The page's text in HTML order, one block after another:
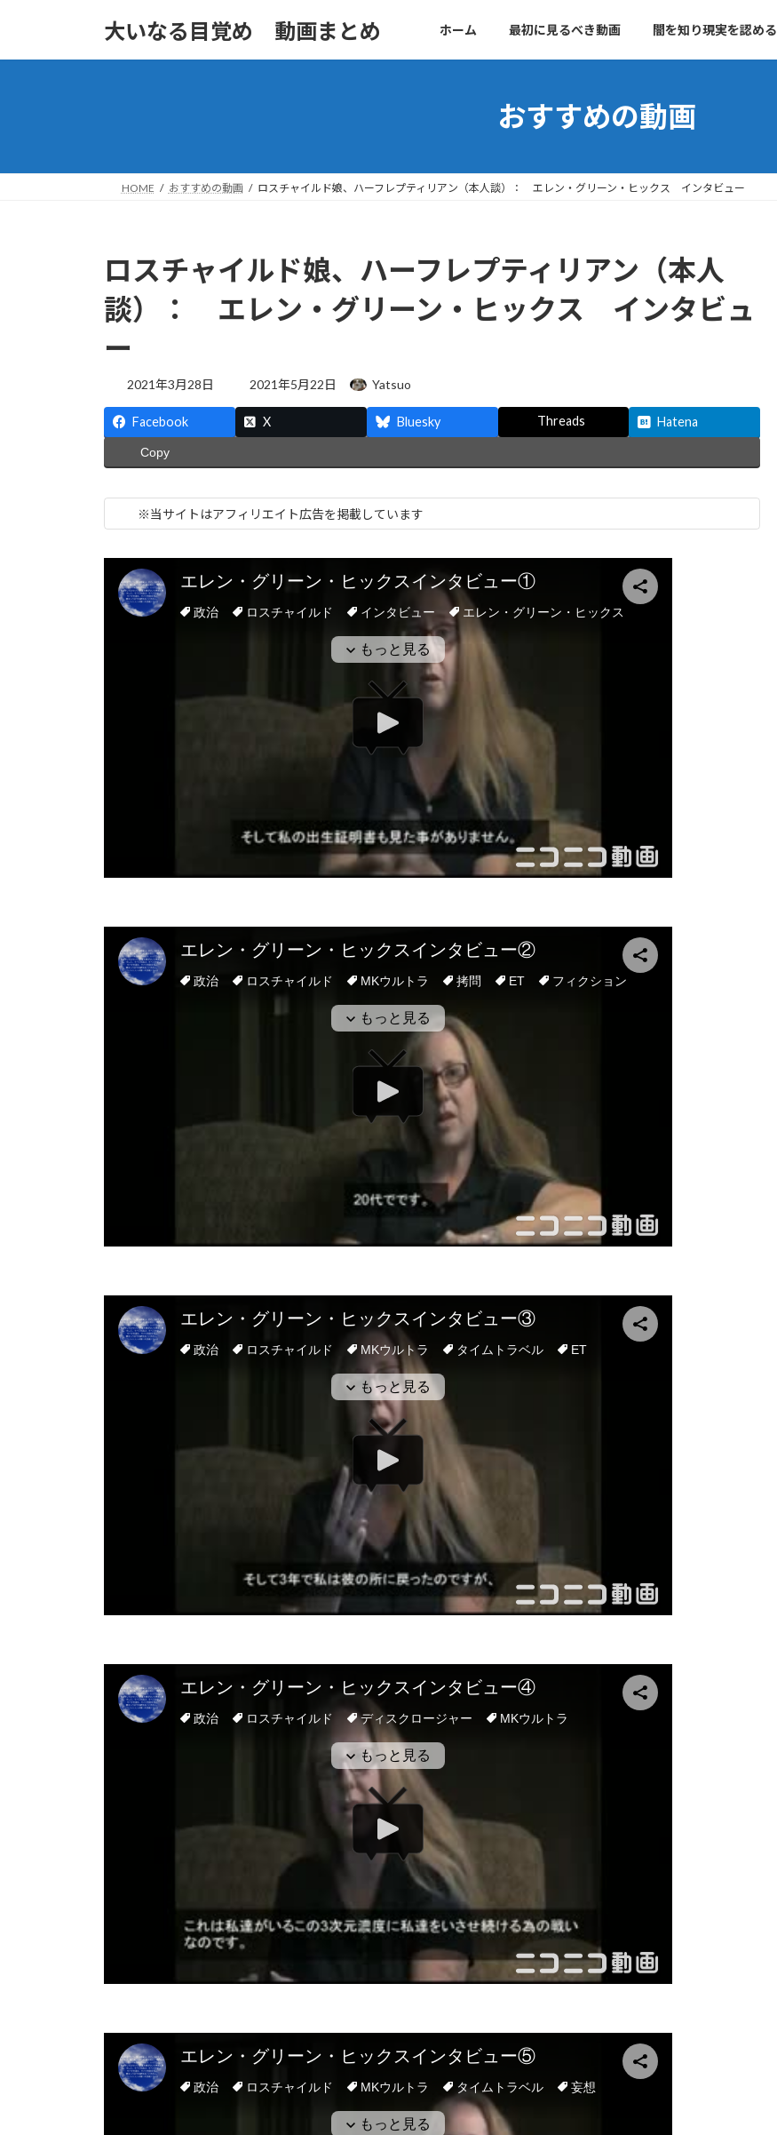
大いなる目覚め 動画まとめ ホーム 最初に見るべき動画 闇を知り現実を認める
おすすめの動画
HOME おすすめの動画 ロスチャイルド娘、ハーフレプティリアン（本人談）： エレン・グリーン・ヒックス インタビュー
ロスチャイルド娘、ハーフレプティリアン（本人
談）： エレン・グリーン・ヒックス インタビュ
ー
2021年3月28日
最
更
新
時
2021年5月22日 Yatsuo
Facebook X Bluesky Threads Hatena
Copy
※当サイトはアフィリエイト広告を掲載しています